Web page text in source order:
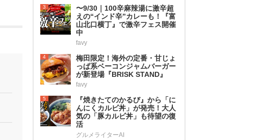
3
〜9/30｜100辛麻辣湯に激辛超
えの“インド辛”カレーも！『富
山北口横丁』で激辛フェス開催
中
favy
4
梅田限定！海外の定番・甘じょ
っぱ系ベーコンジャムバーガー
が新登場『BRISK STAND』
favy
5
『焼きたてのかるび』から「に
んにくカルビ丼」が発売！大人
気の「豚カルビ丼」も待望の復
活
グルメライターAI